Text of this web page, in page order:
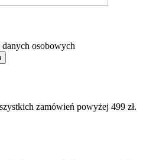
osobowych
zamówień powyżej 499 zł.